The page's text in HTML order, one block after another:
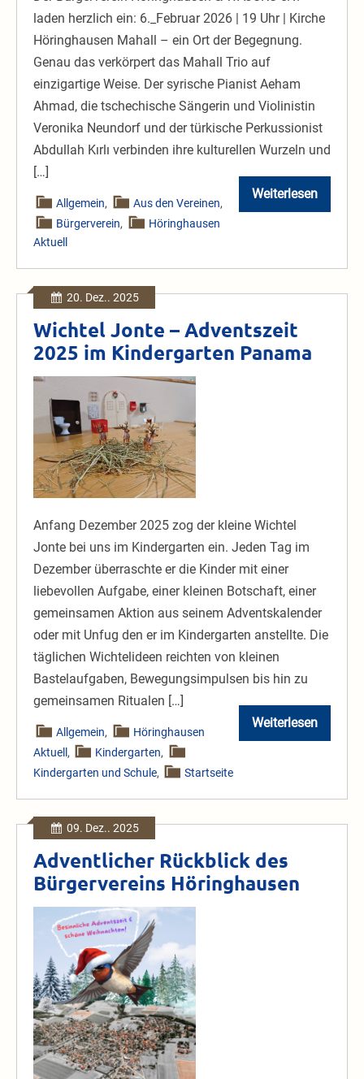
laden herzlich ein: 6._Februar 2026 | 19 Uhr | Kirche
Höringhausen Mahall – ein Ort der Begegnung.
Genau das verkörpert das Mahall Trio auf
einzigartige Weise. Der syrische Pianist Aeham
Ahmad, die tschechische Sängerin und Violinistin
Veronika Neundorf und der türkische Perkussionist
Abdullah Kırlı verbinden ihre kulturellen Wurzeln und
[…]
Weiterlesen
Mahall-
Trio
Allgemein, Aus den Vereinen,
Bürgerverein,
Höringhausen
Aktuell
20. Dez.. 2025
Wichtel Jonte – Adventszeit
2025 im Kindergarten Panama
Wichtel
Jonte
–
Adventszeit
2025
im
Kindergarten
Panama
Anfang Dezember 2025 zog der kleine Wichtel
Jonte bei uns im Kindergarten ein. Jeden Tag im
Dezember überraschte er die Kinder mit einer
liebevollen Aufgabe, einer kleinen Botschaft, einer
gemeinsamen Aktion aus seinem Adventskalender
oder mit Unfug den er im Kindergarten anstellte. Die
täglichen Wichtelideen reichten von kleinen
Bastelaufgaben, Bewegungsimpulsen bis hin zu
gemeinsamen Ritualen […]
Weiterlesen
Wichtel
Jonte
Allgemein,
Höringhausen
Aktuell , Kindergarten,
Kindergarten und Schule, Startseite
09. Dez.. 2025
Adventlicher Rückblick des
Bürgervereins Höringhausen
Adventlicher
Rückblick
des
Bürgervereins
Höringhausen